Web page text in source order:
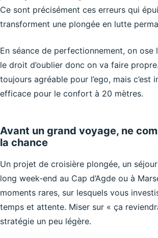
Ce sont précisément ces erreurs qui
transforment une plongée en lutte
En séance de perfectionnement, on ose
le droit d’oublier donc on va faire
toujours agréable pour l’ego, mais c’est
efficace pour le confort à 20 mètres.
Avant un grand voyage, ne
la chance
Un projet de croisière plongée, un
long week‑end au Cap d’Agde ou à
moments rares, sur lesquels vous
temps et attente. Miser sur « ça
stratégie un peu légère.